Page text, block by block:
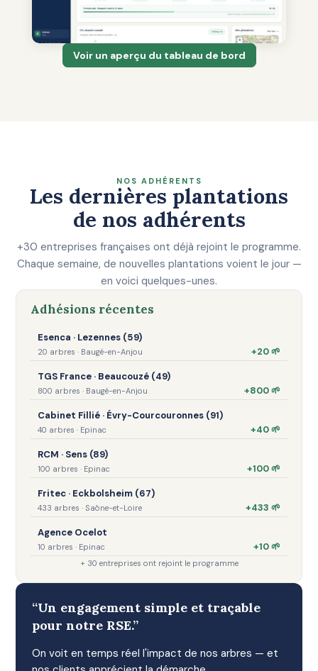
Voir un aperçu du tableau de bord
NOS ADHÉRENTS
Les dernières plantations
de nos adhérents
+30 entreprises françaises ont déjà rejoint le programme.
Chaque semaine, de nouvelles plantations voient le jour —
en voici quelques-unes.
Adhésions récentes
Esenca · Lezennes (59)
20 arbres · Baugé-en-Anjou +20 🌱
TGS France · Beaucouzé (49)
800 arbres · Baugé-en-Anjou +800 🌱
Cabinet Fillié · Évry-Courcouronnes (91)
40 arbres · Epinac +40 🌱
RCM · Sens (89)
100 arbres · Epinac +100 🌱
Fritec · Eckbolsheim (67)
433 arbres · Saône-et-Loire +433 🌱
Agence Ocelot
10 arbres · Epinac +10 🌱
+ 30 entreprises ont rejoint le programme
“Un engagement simple et traçable
pour notre RSE.”
On voit en temps réel l'impact de nos arbres — et